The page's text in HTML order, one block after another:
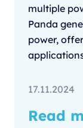
multiple
Panda
power,
17.11.2024
Read